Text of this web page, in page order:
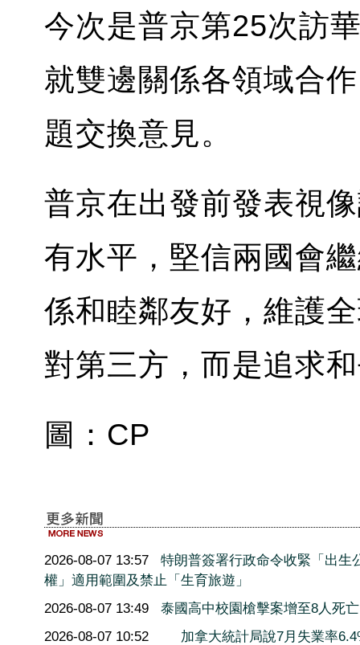
今次是普京第25次訪
就雙邊關係各領域合
題交換意見。
普京在出發前發表視
有水平，堅信兩國會
係和睦鄰友好，維護
對第三方，而是追求
圖：CP
2026-08-07 13:57
特朗普簽署行政命令收緊「出生
權」適用範圍及禁止「生育旅遊」
2026-08-07 13:49
泰國高中校園槍擊案增至8人死亡
2026-08-07 10:52
加拿大統計局說7月失業率